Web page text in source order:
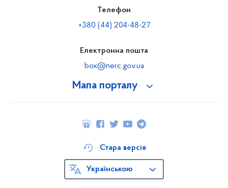
Мапа порталу
Телефон
+380 (44) 204-48-27
Електронна пошта
box@nerc.gov.ua
Стара версія
Українською